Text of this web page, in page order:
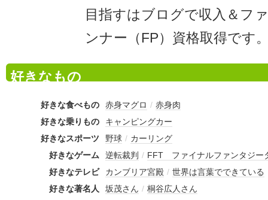
目指すはブログで収入＆フ
ンナー（FP）資格取得です
好きなもの
好きな食べもの 赤身マグロ / 赤身肉
好きな乗りもの
キャンピングカー
好きなスポーツ
野球 / カーリング
好きなゲーム
逆転裁判 / FFT ファイナルファンタジー
好きなテレビ
カンブリア宮殿 / 世界は言葉でできている
好きな著名人
坂茂さん / 桐谷広人さん